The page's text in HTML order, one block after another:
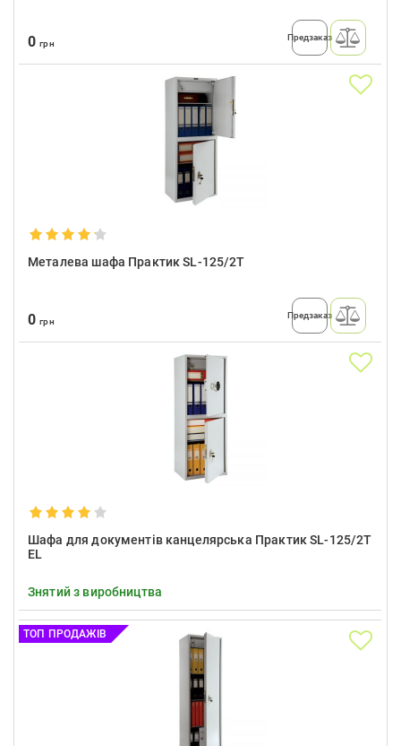
0грн
Предзаказ
Металева шафа Практик SL-125/2T
0грн
Предзаказ
Шафа для документів канцелярська Практик SL-125/2T
EL
Знятий з виробництва
ТОП ПРОДАЖІВ